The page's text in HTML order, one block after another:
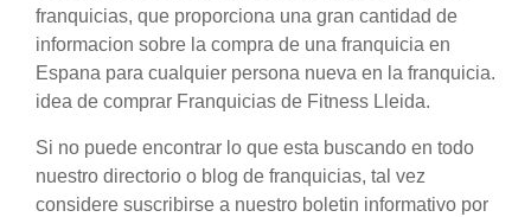
franquicias, que proporciona una gran cantidad de
informacion sobre la compra de una franquicia en
Espana para cualquier persona nueva en la franquicia.
idea de comprar Franquicias de Fitness Lleida.
Si no puede encontrar lo que esta buscando en todo
nuestro directorio o blog de franquicias, tal vez
considere suscribirse a nuestro boletin informativo por